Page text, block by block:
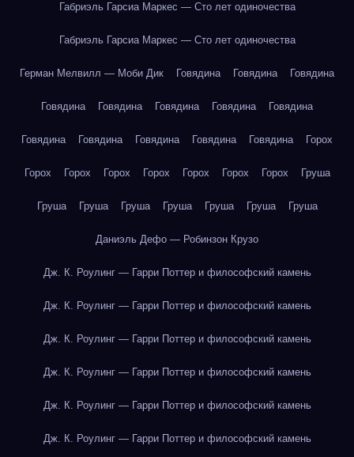
Габриэль Гарсиа Маркес — Сто лет одиночества
Габриэль Гарсиа Маркес — Сто лет одиночества
Герман Мелвилл — Моби Дик Говядина Говядина Говядина
Говядина Говядина Говядина Говядина Говядина
Говядина Говядина Говядина Говядина Говядина Горох
Горох Горох Горох Горох Горох Горох Горох Груша
Груша Груша Груша Груша Груша Груша Груша
Даниэль Дефо — Робинзон Крузо
Дж. К. Роулинг — Гарри Поттер и философский камень
Дж. К. Роулинг — Гарри Поттер и философский камень
Дж. К. Роулинг — Гарри Поттер и философский камень
Дж. К. Роулинг — Гарри Поттер и философский камень
Дж. К. Роулинг — Гарри Поттер и философский камень
Дж. К. Роулинг — Гарри Поттер и философский камень